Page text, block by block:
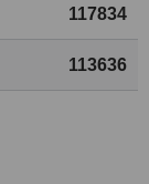
117834
113636